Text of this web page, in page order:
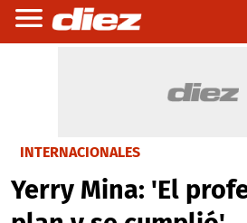
INTERNACIONALES
Yerry Mina: 'El